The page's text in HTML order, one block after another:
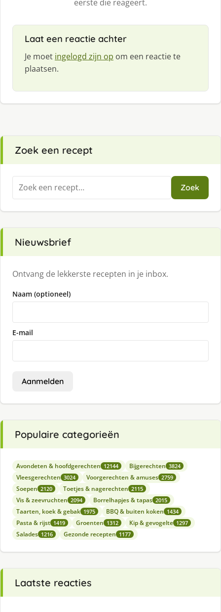
eerste die reageert.
Laat een reactie achter
Je moet ingelogd zijn op om een reactie te
plaatsen.
Zoek een recept
Zoeken
naar:
Zoek
Nieuwsbrief
Ontvang de lekkerste recepten in je inbox.
Naam (optioneel)
E-mail
Aanmelden
Populaire categorieën
Avondeten & hoofdgerechten 12144 Bijgerechten 3824
Vleesgerechten 3024 Voorgerechten & amuses 2759
Soepen 2120 Toetjes & nagerechten 2115
Vis & zeevruchten 2094 Borrelhapjes & tapas 2015
Taarten, koek & gebak 1975 BBQ & buiten koken 1434
Pasta & rijst 1419 Groenten 1312 Kip & gevogelte 1297
Salades 1216 Gezonde recepten 1177
Laatste reacties